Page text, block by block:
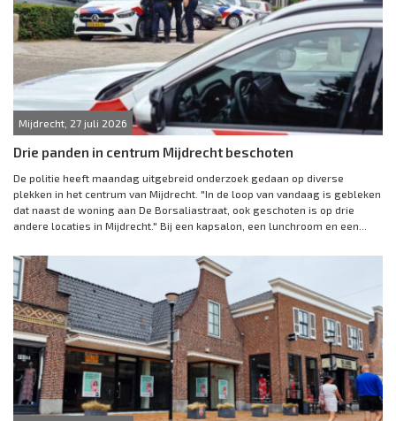
Mijdrecht, 27 juli 2026
Drie panden in centrum Mijdrecht beschoten
De politie heeft maandag uitgebreid onderzoek gedaan op diverse
plekken in het centrum van Mijdrecht. "In de loop van vandaag is gebleken
dat naast de woning aan De Borsaliastraat, ook geschoten is op drie
andere locaties in Mijdrecht." Bij een kapsalon, een lunchroom en een...